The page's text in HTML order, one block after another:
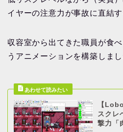
イヤーの注意力が事故に直結す
収容室から出てきた職員が食
うアニメーションを構築しまし
【
スクレ
撃力「